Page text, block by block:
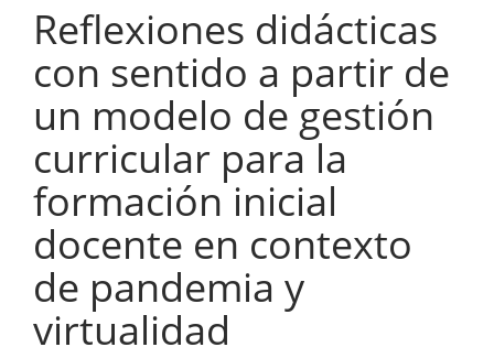
Reflexiones didácticas
con sentido a partir de
un modelo de gestión
curricular para la
formación inicial
docente en contexto
de pandemia y
virtualidad